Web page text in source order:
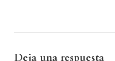
Deja una respuesta